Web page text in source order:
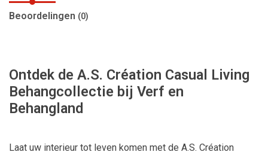
Beoordelingen (0)
Ontdek de A.S. Création Casual Living
Behangcollectie bij Verf en
Behangland
Laat uw interieur tot leven komen met de A.S. Création